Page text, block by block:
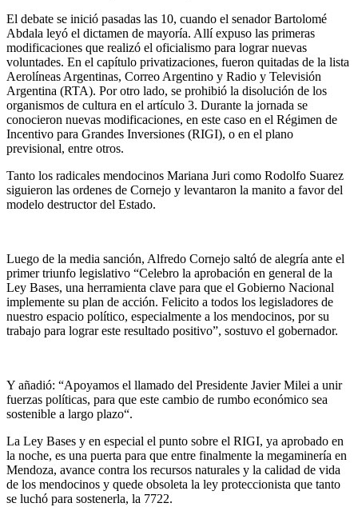
El debate se inició pasadas las 10, cuando el senador Bartolomé
Abdala leyó el dictamen de mayoría. Allí expuso las primeras
modificaciones que realizó el oficialismo para lograr nuevas
voluntades. En el capítulo privatizaciones, fueron quitadas de la lista
Aerolíneas Argentinas, Correo Argentino y Radio y Televisión
Argentina (RTA). Por otro lado, se prohibió la disolución de los
organismos de cultura en el artículo 3. Durante la jornada se
conocieron nuevas modificaciones, en este caso en el Régimen de
Incentivo para Grandes Inversiones (RIGI), o en el plano
previsional, entre otros.
Tanto los radicales mendocinos Mariana Juri como Rodolfo Suarez
siguieron las ordenes de Cornejo y levantaron la manito a favor del
modelo destructor del Estado.
Luego de la media sanción, Alfredo Cornejo saltó de alegría ante el
primer triunfo legislativo “Celebro la aprobación en general de la
Ley Bases, una herramienta clave para que el Gobierno Nacional
implemente su plan de acción. Felicito a todos los legisladores de
nuestro espacio político, especialmente a los mendocinos, por su
trabajo para lograr este resultado positivo”, sostuvo el gobernador.
Y añadió: “Apoyamos el llamado del Presidente Javier Milei a unir
fuerzas políticas, para que este cambio de rumbo económico sea
sostenible a largo plazo“.
La Ley Bases y en especial el punto sobre el RIGI, ya aprobado en
la noche, es una puerta para que entre finalmente la megaminería en
Mendoza, avance contra los recursos naturales y la calidad de vida
de los mendocinos y quede obsoleta la ley proteccionista que tanto
se luchó para sostenerla, la 7722.